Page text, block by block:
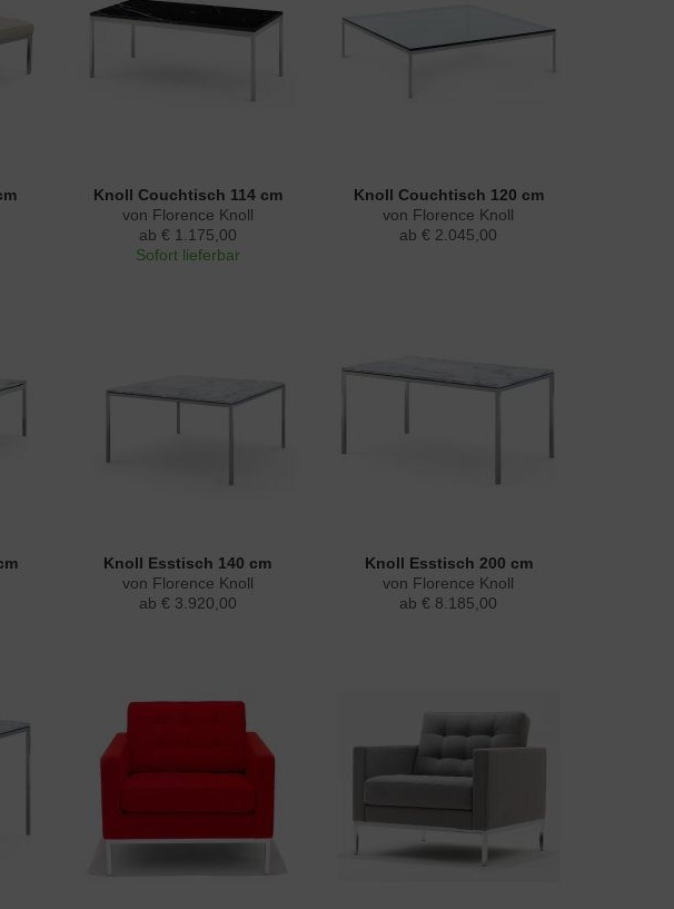
Knoll Couchtisch 114 cm
von Florence Knoll
ab € 1.175,00
Sofort lieferbar
Knoll Couchtisch 120 cm
von Florence Knoll
ab € 2.045,00
Knoll Esstisch 140 cm
von Florence Knoll
ab € 3.920,00
Knoll Esstisch 200 cm
von Florence Knoll
ab € 8.185,00